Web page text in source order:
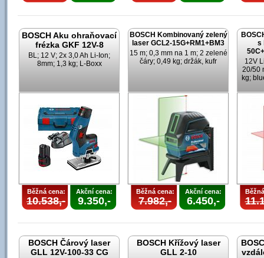
BOSCH Aku ohraňovací
frézka GKF 12V-8
BL; 12 V; 2x 3,0 Ah Li-Ion;
8mm; 1,3 kg; L-Boxx
Běžná cena:
10.538,-
Akční cena:
9.350,-
BOSCH Kombinovaný zelený
laser GCL2-15G+RM1+BM3
15 m; 0,3 mm na 1 m; 2 zelené
čáry; 0,49 kg; držák, kufr
Běžná cena:
7.982,-
Akční cena:
6.450,-
s
12V
20/50
kg;
BOSCH Čárový laser
GLL 12V-100-33 CG
BOSCH Křížový laser
GLL 2-10